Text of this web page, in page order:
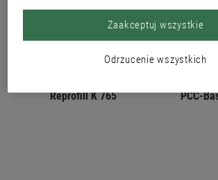
Reprofill K 765 PCC-
Odrzucenie wszystkich
Zaakceptuj wszystkie